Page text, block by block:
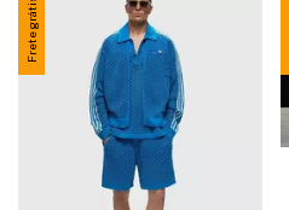
Frete grátis